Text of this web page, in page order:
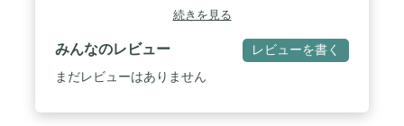
本格フレンチレストランに使用されている、選ばれ
た紅岩塩なんです。 / 料理屋さん達の 「お土産とし
て、家庭でも使える量の商品を作って欲しい！」 と
の強いご要望で、今回商品化を決定！！一般のご家
庭でもプロの味を味わって頂けるように 使いやすい
続きを見る
みんなのレビュー レビューを書く
まだレビューはありません